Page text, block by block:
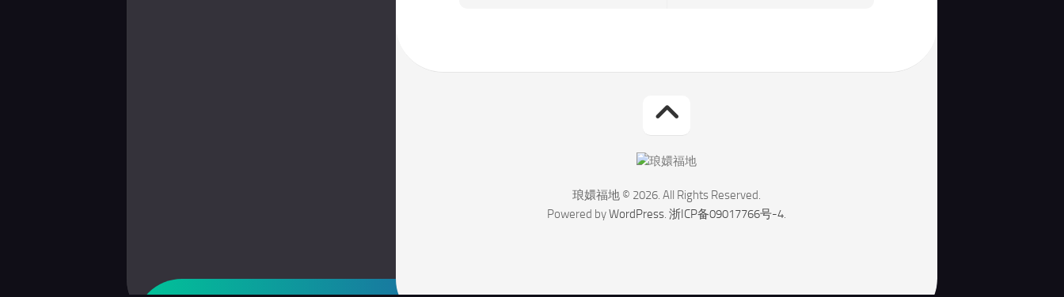
琅嬛福地 © 2026. All Rights Reserved.
Powered byWordPress. 浙ICP备09017766号-4.